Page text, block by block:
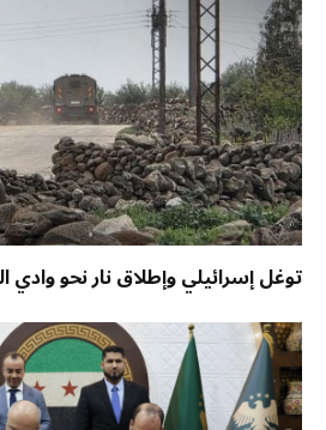
توغل إسرائيلي وإطلاق نار نحو وادي